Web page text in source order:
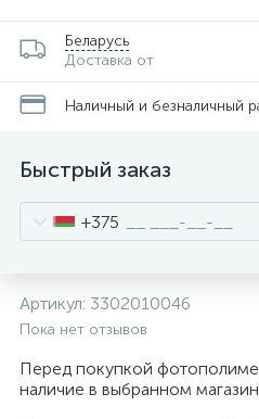
Беларусь
Доставка от
Наличный и безналичный
Быстрый заказ
+375
Артикул: 3302010046
Пока нет отзывов
Перед покупкой
наличие в выбранном